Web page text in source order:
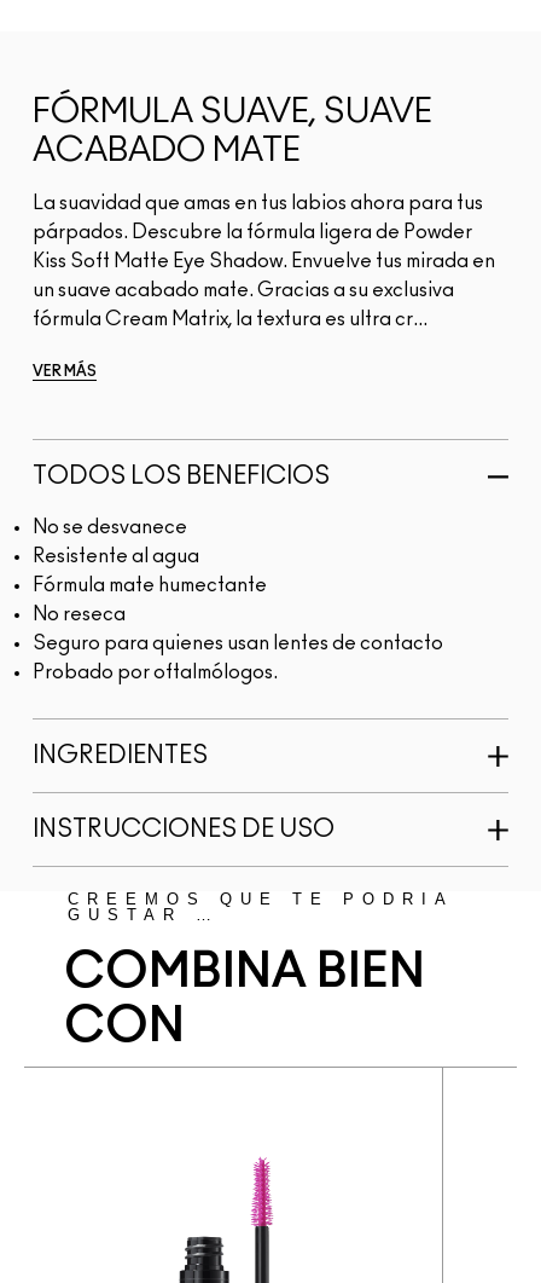
FÓRMULA SUAVE, SUAVE
ACABADO MATE
La suavidad que amas en tus labios ahora para tus
párpados. Descubre la fórmula ligera de Powder
Kiss Soft Matte Eye Shadow. Envuelve tus mirada en
un suave acabado mate. Gracias a su exclusiva
fórmula Cream Matrix, la textura es ultra cr...
VER MÁS
TODOS LOS BENEFICIOS
No se desvanece
Resistente al agua
Fórmula mate humectante
No reseca
Seguro para quienes usan lentes de contacto
Probado por oftalmólogos.
INGREDIENTES
INSTRUCCIONES DE USO
CREEMOS QUE TE PODRÍA
GUSTAR …
COMBINA BIEN
CON